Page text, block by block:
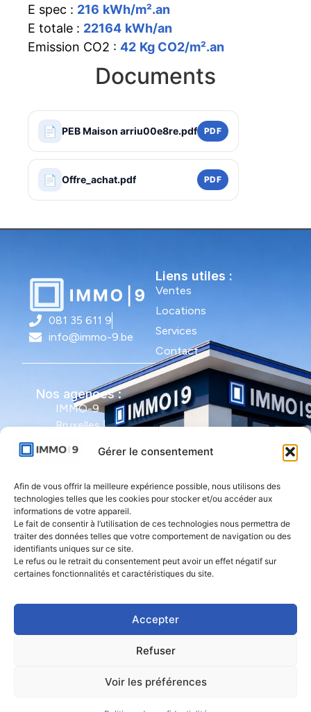
Gérer le consentement
Afin de vous offrir la meilleure expérience possible, nous utilisons des
technologies telles que les cookies pour stocker et/ou accéder aux
informations de votre appareil.
Le fait de consentir à l’utilisation de ces technologies nous permettra de
traiter des données telles que votre comportement de navigation ou des
identifiants uniques sur ce site.
Le refus ou le retrait du consentement peut avoir un effet négatif sur
certaines fonctionnalités et caractéristiques du site.
Accepter
Refuser
Voir les préférences
E spec : 216 kWh/m².an
E totale : 22164 kWh/an
Emission CO2 : 42 Kg CO2/m².an
Documents
📄 PEB Maison arriu00e8re.pdf PDF
📄 Offre_achat.pdf PDF
081 35 611 9
info@immo-9.be
Nos agences :
IMMO-9
Bruxelles |
491 - bte 12 |
IMMO-9 Namur |
Rue de l'Armée
Grouchy 1 |
5000 Namur
Liens utiles :
Ventes
Locations
Services
Contact